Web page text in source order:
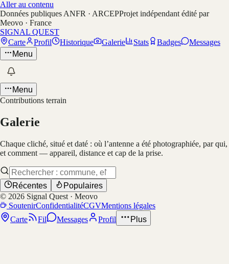
Aller au contenu
Données publiques ANFR · ARCEPProjet indépendant édité par
Meovo · France
SIGNAL QUEST
Carte
Profil Historique Galerie Stats Badges
Messages
Menu
Menu
Contributions terrain
Galerie
Chaque cliché, situé et daté : où l’antenne a été photographiée, par qui,
et comment — appareil, distance et cap de la prise.
Récentes
Populaires
© 2026 Signal Quest · Meovo
SoutenirConfidentialitéCGVMentions légales
Carte
Fil Messages Profil Plus